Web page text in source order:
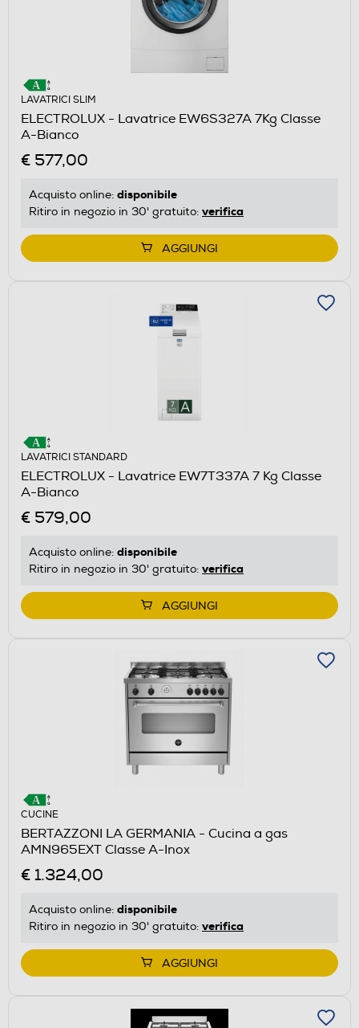
LAVATRICI SLIM
ELECTROLUX - Lavatrice EW6S327A 7Kg Classe
A-Bianco
€ 577,00
Acquisto online: disponibile
Ritiro in negozio in 30' gratuito: verifica
AGGIUNGI
LAVATRICI STANDARD
ELECTROLUX - Lavatrice EW7T337A 7 Kg Classe
A-Bianco
€ 579,00
Acquisto online: disponibile
Ritiro in negozio in 30' gratuito: verifica
AGGIUNGI
CUCINE
BERTAZZONI LA GERMANIA - Cucina a gas
AMN965EXT Classe A-Inox
€ 1.324,00
Acquisto online: disponibile
Ritiro in negozio in 30' gratuito: verifica
AGGIUNGI